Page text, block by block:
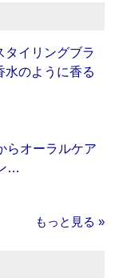
タイリングブラ
水のように香る
らオーラルケア
…
もっと見る »